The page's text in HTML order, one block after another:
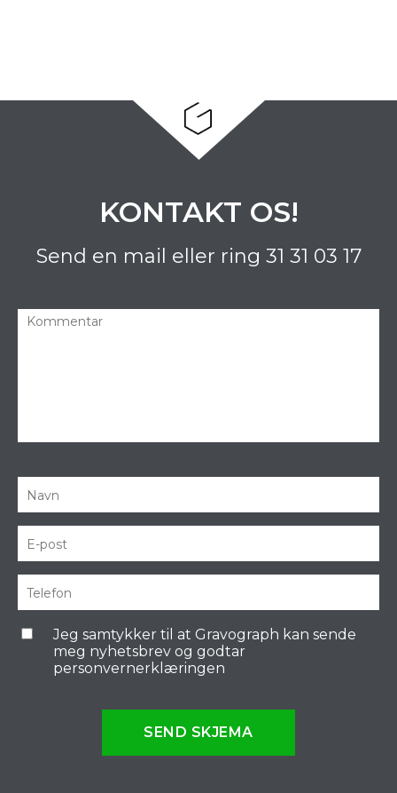
KONTAKT OS!
Send en mail eller ring 31 31 03 17
Jeg samtykker til at Gravograph kan sende
meg nyhetsbrev og godtar
personvernerklæringen
SEND SKJEMA